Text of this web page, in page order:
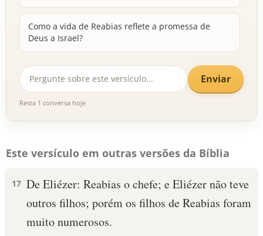
Como a vida de Reabias reflete a promessa de
Deus a Israel?
Enviar
Resta 1 conversa hoje
Este versículo em outras versões da Bíblia
17 De Eliézer: Reabias o chefe; e Eliézer não teve
outros filhos; porém os filhos de Reabias foram
muito numerosos.